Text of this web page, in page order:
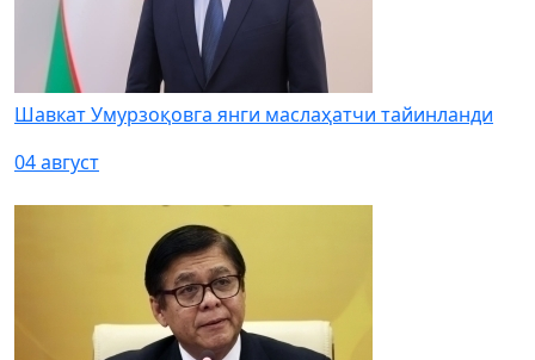
Шавкат Умурзоқовга янги маслаҳатчи тайинланди
04 август